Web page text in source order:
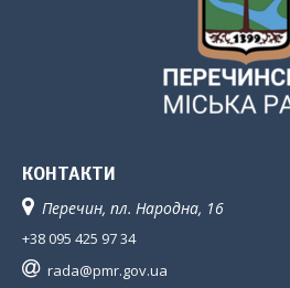
КОНТАКТИ
Перечин, пл. Народна, 16
+38 095 425 97 34
rada@pmr.gov.ua